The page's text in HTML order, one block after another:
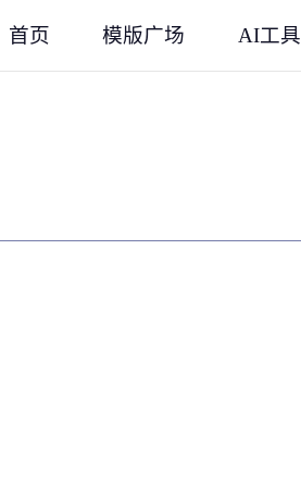
首页 模版广场 AI工具